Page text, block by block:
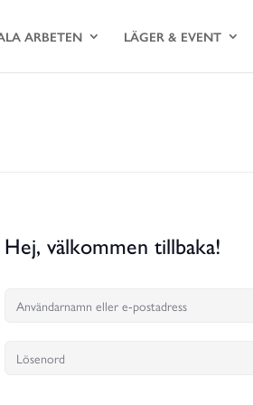
ARBETEN LÄGER & EVENT
Hej, välkommen tillbaka!